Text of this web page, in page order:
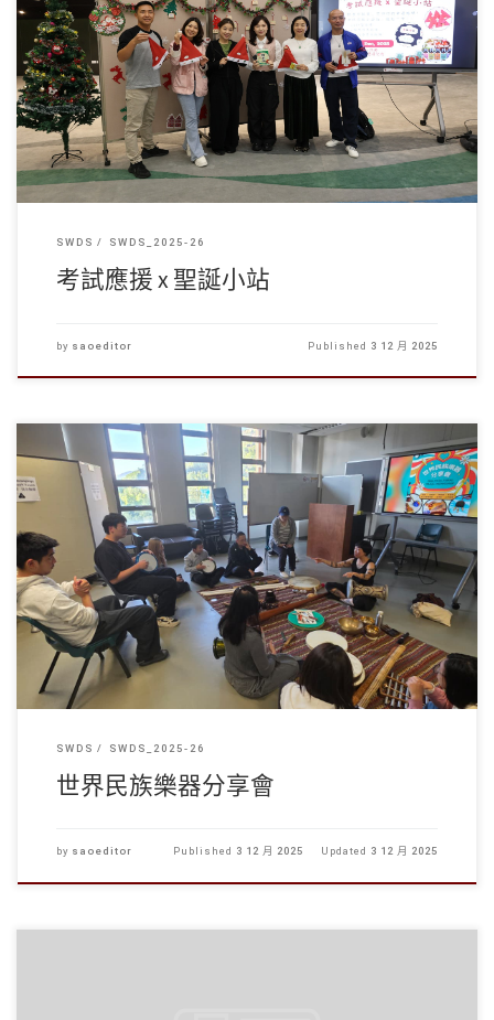
學生事務處在2025年12月1及2日舉辦的「考試應援 x 聖 […]
SWDS SWDS_2025-26
考試應援 x 聖誕小站
by saoeditor Published 3 12 月 2025
本校除了關注同學的學業，亦非常重視大家的心理健 […]
SWDS SWDS_2025-26
世界民族樂器分享會
by saoeditor Published 3 12 月 2025 Updated 3 12 月 2025